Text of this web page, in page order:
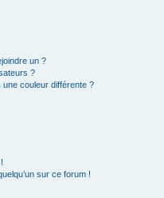
un ?
?
une couleur différente ?
sur ce forum !